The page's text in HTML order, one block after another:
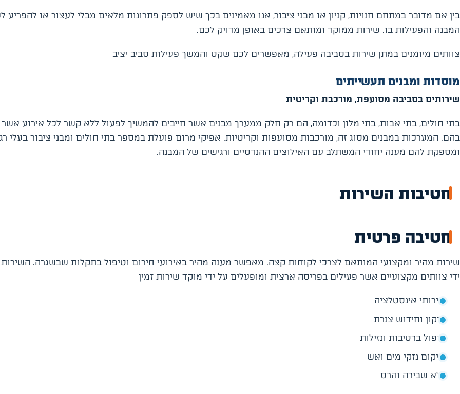
בין אם מדובר במתחם חנויות, קניון או מבני ציבור, אנו מאמינים בכך שיש לספק פתרונות מלאים מבלי לעצור או להפריע
המבנה והפעילות בו. שירות ממוקד ומותאם צרכים באופן מדויק לכם.
צוותים מיומנים במתן שירות בסביבה פעילה, מאפשרים לכם שקט והמשך פעילות סביב יציב
מוסדות ומבנים תעשייתים
שירותים בסביבה מסועפת, מורכבת וקריטית
בתי חולים, בתי אבות, בתי מלון וכדומה, הם רק חלק ממערך מבנים אשר חייבים להמשיך לפעול ללא קשר לכל אירוע
בהם. המערכות במבנים מסוג זה, מורכבות מסועפות וקריטיות. אפיקי מרום פועלת במספר בתי חולים ומבני ציבור בעלי
ומספקת להם מענה יחודי המשתלב עם האילוצים ההנדסיים ורגישים של המבנה.
חטיבות השירות
חטיבה פרטית
שירות מהיר ומקצועי המותאם לצרכי לקוחות קצה. מאפשר מענה מהיר באירועי חירום וטיפול בתקלות שבשגרה. השירות
ידי צוותים מקצועיים אשר פעילים בפריסה ארצית ומופעלים על ידי מוקד שירות זמין
שירותי אינסטלציה
תיקון וחידוש צנרת
טיפול ברטיבות ונזילות
שיקום נזקי מים ואש
ללא שבירה והרס